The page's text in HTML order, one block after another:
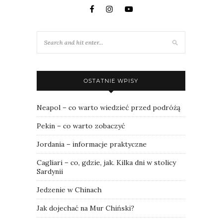
OSTATNIE WPISY
Neapol – co warto wiedzieć przed podróżą
Pekin – co warto zobaczyć
Jordania – informacje praktyczne
Cagliari – co, gdzie, jak. Kilka dni w stolicy
Sardynii
Jedzenie w Chinach
Jak dojechać na Mur Chiński?